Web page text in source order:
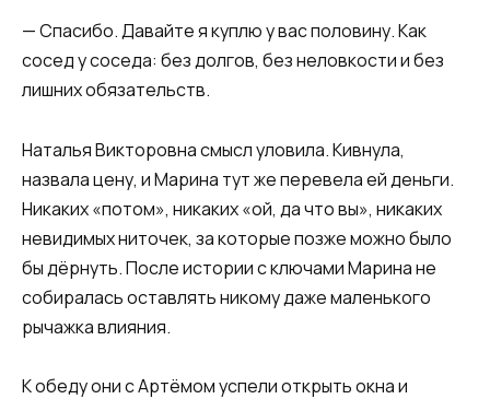
— Спасибо. Давайте я куплю у вас половину. Как
сосед у соседа: без долгов, без неловкости и без
лишних обязательств.
Наталья Викторовна смысл уловила. Кивнула,
назвала цену, и Марина тут же перевела ей деньги.
Никаких «потом», никаких «ой, да что вы», никаких
невидимых ниточек, за которые позже можно было
бы дёрнуть. После истории с ключами Марина не
собиралась оставлять никому даже маленького
рычажка влияния.
К обеду они с Артёмом успели открыть окна и